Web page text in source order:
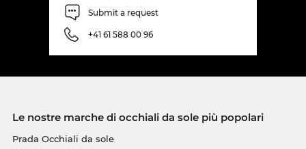
Submit a request
+41 61 588 00 96
Le nostre marche di occhiali da sole più popolari
Prada Occhiali da sole